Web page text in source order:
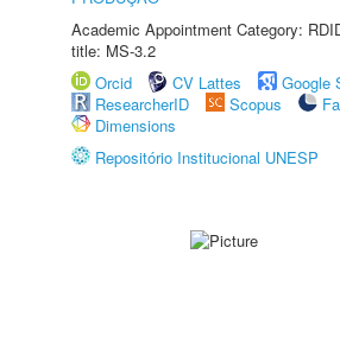
Academic Appointment Category:
title: MS-3.2
Orcid
CV Lattes
Google
ResearcherID
Scopus
Dimensions
Repositório Institucional UNESP